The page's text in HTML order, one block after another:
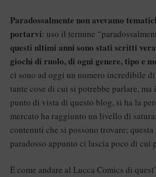
Paradossalmente non avevamo
portarvi: uso il termine
questi ultimi anni sono stati scritti
giochi di ruolo, di ogni genere, tipo e
ci sono ad oggi un numero incredibile
tante cose di cui si potrebbe parlare, ma
punto di vista di questo blog, si ha la
mercato ha raggiunto un livello di
contenuti che si possono trovare;
paradosso appunto ci lascia poco di cui
È come andare al Lucca Comics di